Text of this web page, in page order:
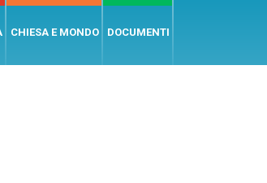
CHIESA E MONDO DOCUMENTI